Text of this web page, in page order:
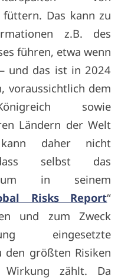
Das kann zu
z.B. des
führen, etwa wenn
und das ist in 2024
voraussichtlich dem
sowie
Ländern der Welt
daher nicht
selbst das
in seinem
Risks Report“
und zum Zweck
eingesetzte
den größten Risiken
zählt. Da